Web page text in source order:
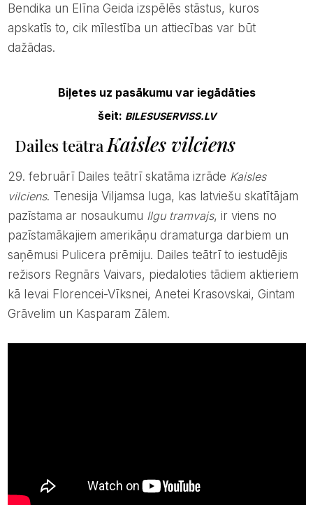
Bendika un Elīna Geida izspēlēs stāstus, kuros
apskatīs to, cik mīlestība un attiecības var būt
dažādas.
Biļetes uz pasākumu var iegādāties
šeit: BILESUSERVISS.LV
Dailes teātra Kaisles vilciens
29. februārī Dailes teātrī skatāma izrāde Kaisles
vilciens. Tenesija Viljamsa luga, kas latviešu skatītājam
pazīstama ar nosaukumu Ilgu tramvajs, ir viens no
pazīstamākajiem amerikāņu dramaturga darbiem un
saņēmusi Pulicera prēmiju. Dailes teātrī to iestudējis
režisors Regnārs Vaivars, piedaloties tādiem aktieriem
kā Ievai Florencei-Vīksnei, Anetei Krasovskai, Gintam
Grāvelim un Kasparam Zālem.